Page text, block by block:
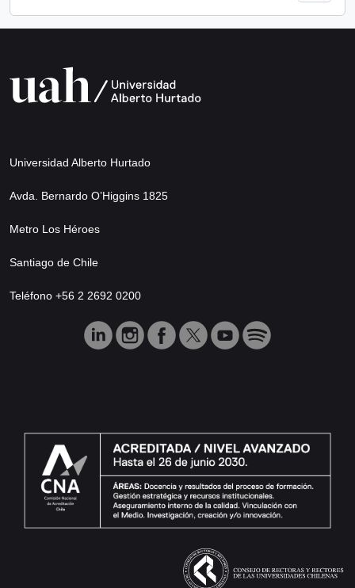
Universidad Alberto Hurtado
Avda. Bernardo O’Higgins 1825
Metro Los Héroes
Santiago de Chile
Teléfono +56 2 2692 0200